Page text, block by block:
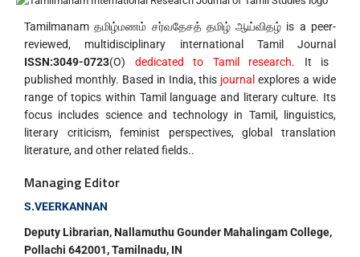
Tamilmanam தமிழ்மணம் சர்வதேசத் தமிழ் ஆய்விதழ் is a peer-
reviewed, multidisciplinary international Tamil Journal
ISSN:3049-0723(O) dedicated to Tamil research. It is
published monthly. Based in India, this journal explores a wide
range of topics within Tamil language and literary culture. Its
focus includes science and technology in Tamil, linguistics,
literary criticism, feminist perspectives, global translation
literature, and other related fields..
Managing Editor
S.VEERKANNAN
Deputy Librarian, Nallamuthu Gounder Mahalingam College,
Pollachi 642001, Tamilnadu, IN